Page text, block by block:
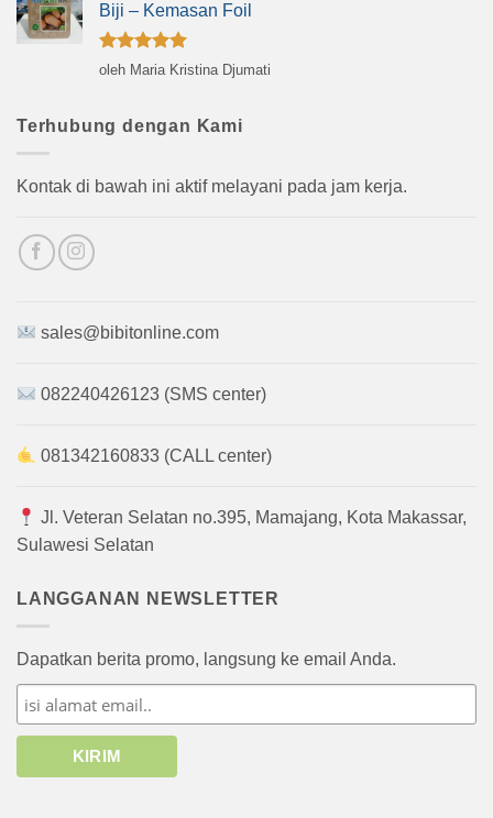
Biji – Kemasan Foil
Dinilai5
oleh Maria Kristina Djumati
Terhubung dengan Kami
Kontak di bawah ini aktif melayani pada jam kerja.
sales@bibitonline.com
082240426123 (SMS center)
081342160833 (CALL center)
Jl. Veteran Selatan no.395, Mamajang, Kota Makassar,
Sulawesi Selatan
LANGGANAN NEWSLETTER
Dapatkan berita promo, langsung ke email Anda.